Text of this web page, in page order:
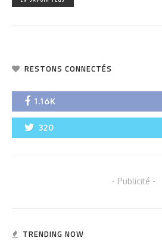
RESTONS CONNECTÉS
1.16K
320
- Publicité -
TRENDING NOW